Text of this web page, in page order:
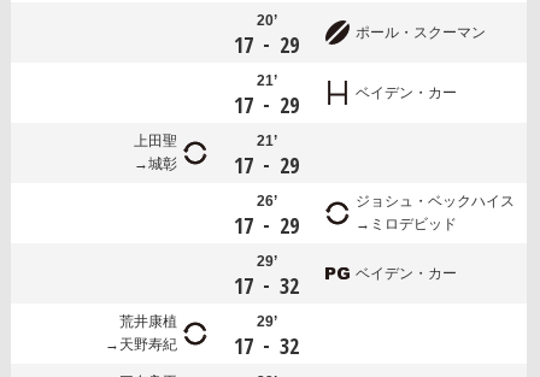
20’
17 - 29 ポール・スクーマン
21’
17 - 29 ベイデン・カー
上田聖
城彰
21’
17 - 29
26’
17 - 29
ジョシュ・ベックハイス
ミロデビッド
29’
17 - 32 ベイデン・カー
荒井康植
天野寿紀
29’
17 - 32